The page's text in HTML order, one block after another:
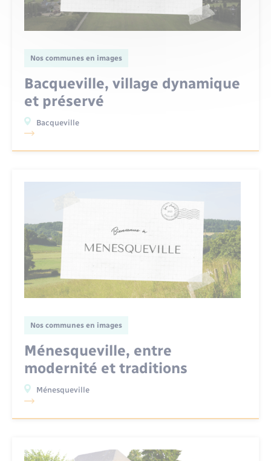
Nos communes en images
Bacqueville, village dynamique
et préservé
Bacqueville
Nos communes en images
Ménesqueville, entre
modernité et traditions
Ménesqueville